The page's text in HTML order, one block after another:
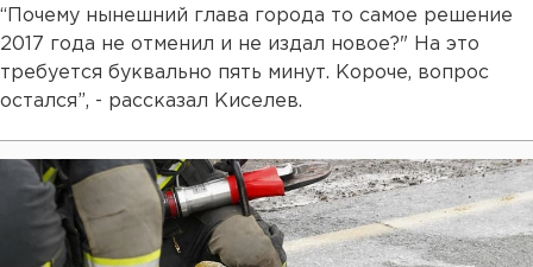
“Почему нынешний глава города то самое решение
2017 года не отменил и не издал новое?" На это
требуется буквально пять минут. Короче, вопрос
остался”, - рассказал Киселев.